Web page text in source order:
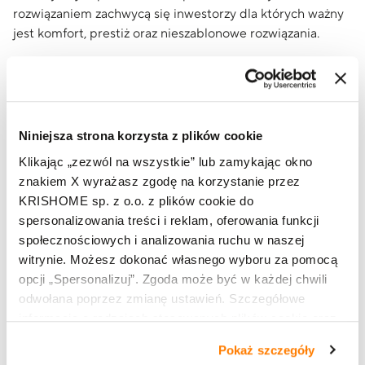
Niniejsza strona korzysta z plików cookie
Klikając „zezwól na wszystkie” lub zamykając okno
znakiem X wyrażasz zgodę na korzystanie przez
KRISHOME sp. z o.o. z plików cookie do
spersonalizowania treści i reklam, oferowania funkcji
społecznościowych i analizowania ruchu w naszej
witrynie. Możesz dokonać własnego wyboru za pomocą
opcji „Spersonalizuj”. Zgoda może być w każdej chwili
odwołana poprzez zmianę ustawień. Szczegółowe
informacje o rodzajach stosowanych plików cookie oraz
tym, jak korzystasz z naszej witryny, znajdziesz w
Pokaż szczegóły
rozwiązaniem zachwycą się inwestorzy dla których ważny
jest komfort, prestiż oraz nieszablonowe rozwiązania.
wysokość konstrukcji do 4000 mm; ograniczeniem jest
hartowanych: 2850 x 5000 mm
MIN. WYMIAR OKIENNY
52 - 60 mm
Chcesz kupić produkt? Znajdź salon